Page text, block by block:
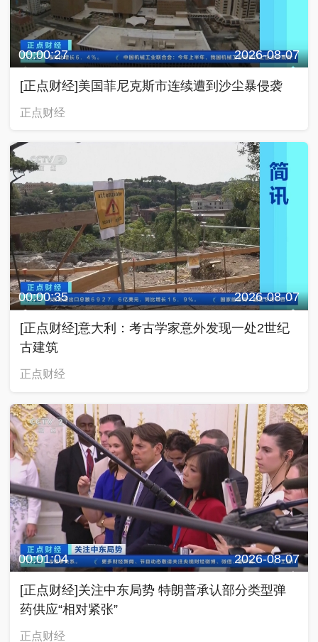
00:00:27 2026-08-07
[正点财经]美国菲尼克斯市连续遭到沙尘暴侵袭
正点财经
00:00:35 2026-08-07
[正点财经]意大利：考古学家意外发现一处2世纪
古建筑
正点财经
00:01:04 2026-08-07
[正点财经]关注中东局势 特朗普承认部分类型弹
药供应“相对紧张”
正点财经